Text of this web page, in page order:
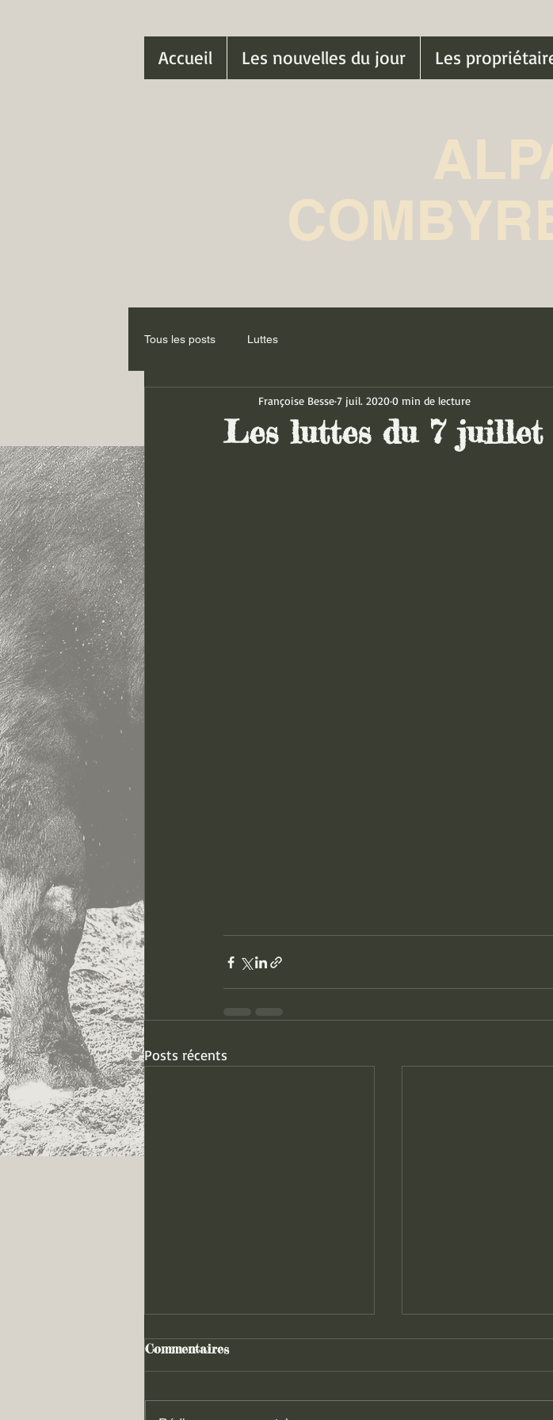
Accueil Les nouvelles du jour Les
Tous les posts Luttes
Les luttes du 7 juillet
Françoise Besse7 juil. 20200 min de lecture
Posts récents
Commentaires